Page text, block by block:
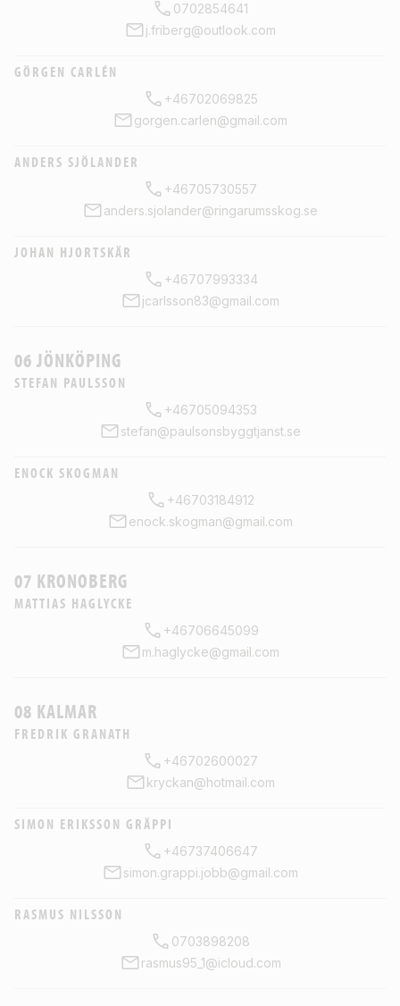
0702854641
j.friberg@outlook.com
GÖRGEN CARLÉN
+46702069825
gorgen.carlen@gmail.com
ANDERS SJÖLANDER
+46705730557
anders.sjolander@ringarumsskog.se
JOHAN HJORTSKÄR
+46707993334
jcarlsson83@gmail.com
06 JÖNKÖPING
STEFAN PAULSSON
+46705094353
stefan@paulsonsbyggtjanst.se
ENOCK SKOGMAN
+46703184912
enock.skogman@gmail.com
07 KRONOBERG
MATTIAS HAGLYCKE
+46706645099
m.haglycke@gmail.com
08 KALMAR
FREDRIK GRANATH
+46702600027
kryckan@hotmail.com
SIMON ERIKSSON GRÄPPI
+46737406647
simon.grappi.jobb@gmail.com
RASMUS NILSSON
0703898208
rasmus95_1@icloud.com